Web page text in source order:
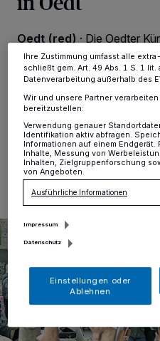
Oedt (red) · Die Oedter
lädt ein zur
Rathaus, Johannes
Besucher der Ausstellung
vorweihnachtliches
30.10.2014 , 11:23 Uhr Eine
ändern oder Ihre Einwilligung zu
Informationen finden Sie in
Ihre Zustimmung umfasst alle
schließt gem. Art. 49 Abs. 1 S. 1 lit.
Datenverarbeitung außerhalb des
Wir und unsere Partner
bereitzustellen:
Verwendung genauer
Identifikation aktiv abfragen.
Informationen auf einem
Inhalte, Messung von
Inhalten, Zielgruppenforschung
von Angeboten.
Ausführliche Informationen
Impressum
Datenschutz
Einstellungen oder
Ablehnen